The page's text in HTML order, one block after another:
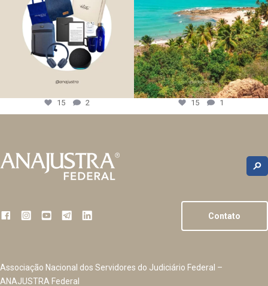
15 2 15 1
Contato
Associação Nacional dos Servidores do Judiciário Federal –
ANAJUSTRA Federal